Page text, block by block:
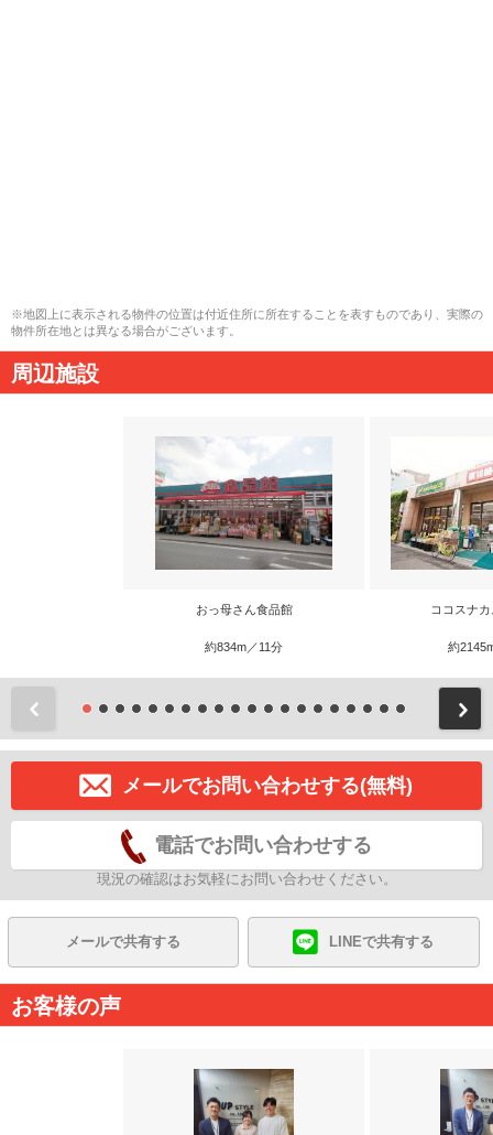
※地図上に表示される物件の位置は付近住所に所在することを表すものであり、実際の
物件所在地とは異なる場合がございます。
周辺施設
おっ母さん食品館
約834m／11分
ココスナ
約
メールでお問い合わせする(無料)
電話でお問い合わせする
現況の確認はお気軽にお問い合わせください。
メールで共有する LINEで共有する
お客様の声